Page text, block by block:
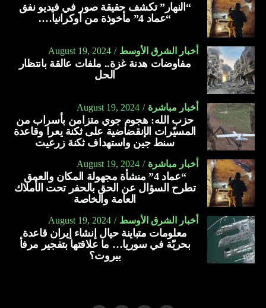
“النهار” تكشف حقيقة صور في فيديو نفق
“عماد 4” مأخوذة من أوكرانيا….
أخبار الشرق الأوسط August 19, 2024
مفاوضات هدنة غزة.. ملفات عالقة بانتظار
الحل
أخبار مباشرة August 19, 2024
حزب الله: هجوم جوي متزامن بأسراب من
المسيّرات الإنقضاضية على ثكنة يعرا وقاعدة
سنط جين واستهداف ثكنة زرعيت
أخبار مباشرة August 19, 2024
“عماد 4” منشأة مجهولة المكان والعمق
تطرح السؤال عن الحق بالحفر تحت الأملاك
العامة والخاصة
أخبار الشرق الأوسط August 19, 2024
معلومات متباينة حيال إنشاء إيران قاعدة
بحريّة في سوريا… ما علاقتها بتفجير مرفأ
بيروت؟